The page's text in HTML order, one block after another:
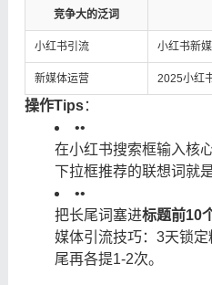
竞争大的泛词
小红书引流 小红书新
新媒体运营 2025小红
操作Tips：
••
在小红书搜索框输入核
下拉框推荐的联想词就
••
把长尾词塞进标题前10
媒体引流技巧：3天锁
尾再各提1-2次。